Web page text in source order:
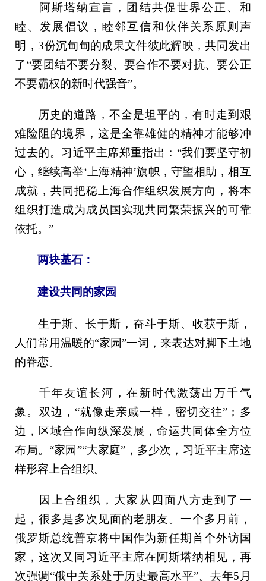
阿斯塔纳宣言，团结共促世界公正、和
睦、发展倡议，睦邻互信和伙伴关系原则声
明，3份沉甸甸的成果文件彼此辉映，共同发出
了“要团结不要分裂、要合作不要对抗、要公正
不要霸权的新时代强音”。
历史的道路，不全是坦平的，有时走到艰
难险阻的境界，这是全靠雄健的精神才能够冲
过去的。习近平主席郑重指出：“我们要坚守初
心，继续高举‘上海精神’旗帜，守望相助，相互
成就，共同把稳上海合作组织发展方向，将本
组织打造成为成员国实现共同繁荣振兴的可靠
依托。”
两块基石：
建设共同的家园
生于斯、长于斯，奋斗于斯、收获于斯，
人们常用温暖的“家园”一词，来表达对脚下土地
的眷恋。
千年友谊长河，在新时代激荡出万千气
象。双边，“就像走亲戚一样，密切交往”；多
边，区域合作向纵深发展，命运共同体全方位
布局。“家园”“大家庭”，多少次，习近平主席这
样形容上合组织。
因上合组织，大家从四面八方走到了一
起，很多是多次见面的老朋友。一个多月前，
俄罗斯总统普京将中国作为新任期首个外访国
家，这次又同习近平主席在阿斯塔纳相见，再
次强调“俄中关系处于历史最高水平”。去年5月